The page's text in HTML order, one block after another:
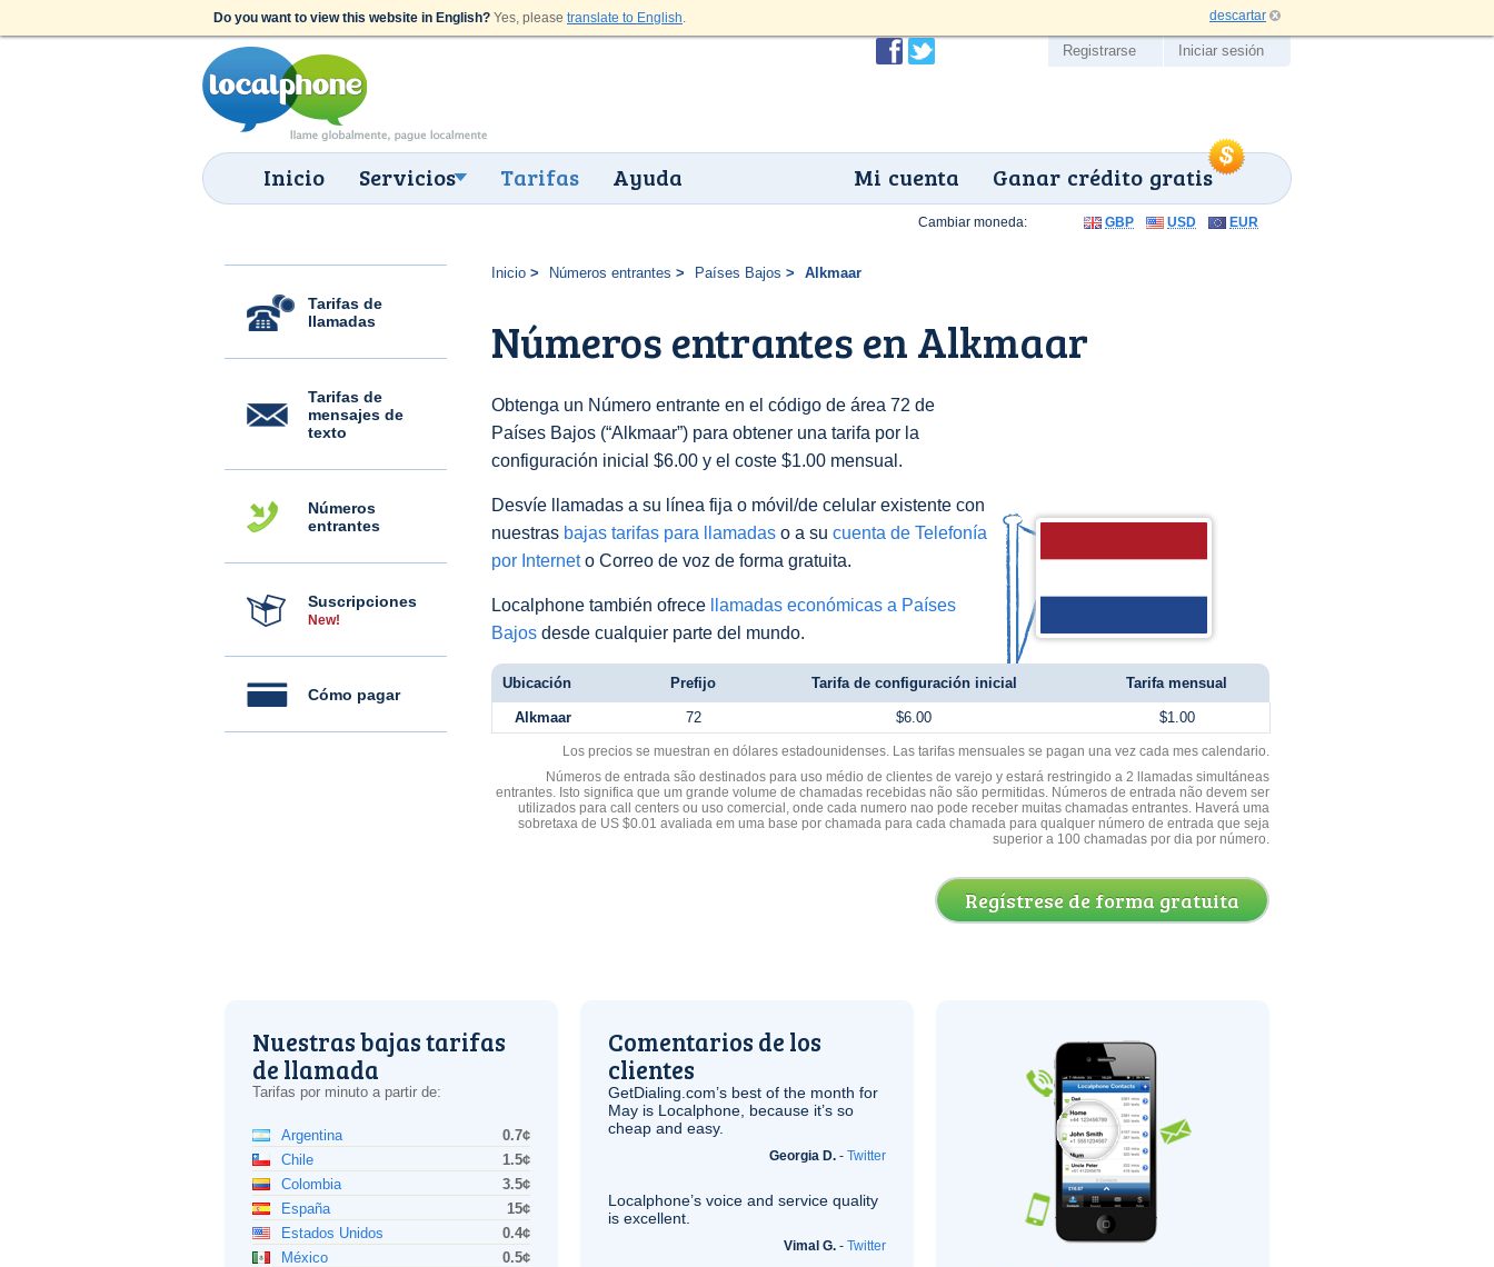
Do you want to view this website in English? Yes, please translate to English. descartar
Inicio Servicios Tarifas Ayuda Ganar crédito gratis
Mi cuenta
Registrarse Iniciar sesión
Tarifas de
llamadas
Tarifas de
mensajes de
texto
Números
entrantes
Suscripciones
New!
Cómo pagar
Inicio Números entrantes Países Bajos Alkmaar
Números entrantes en Alkmaar
Obtenga un Número entrante en el código de área 72 de
Países Bajos (“Alkmaar”) para obtener una tarifa por la
configuración inicial $6.00 y el coste $1.00 mensual.
Desvíe llamadas a su línea fija o móvil/de celular existente con
nuestras bajas tarifas para llamadas o a su cuenta de Telefonía
por Interneto Correo de voz de forma gratuita.
Localphone también ofrece
llamadas económicas a Países
Bajos desde cualquier parte del mundo.
Cambiar moneda: GBP USD EUR
Ubicación Prefijo Tarifa de configuración inicial Tarifa mensual
Alkmaar 72 $6.00 $1.00
Los precios se muestran en dólares estadounidenses. Las tarifas mensuales se pagan una vez cada mes calendario.
Números de entrada são destinados para uso médio de clientes de varejo y estará restringido a 2 llamadas simultáneas
entrantes. Isto significa que um grande volume de chamadas recebidas não são permitidas. Números de entrada não devem ser
utilizados para call centers ou uso comercial, onde cada numero nao pode receber muitas chamadas entrantes. Haverá uma
sobretaxa de US $0.01 avaliada em uma base por chamada para cada chamada para qualquer número de entrada que seja
superior a 100 chamadas por dia por número.
Regístrese de forma gratuita
Nuestras bajas tarifas
de llamada
Tarifas por minuto a partir de:
Argentina
0.7¢
Chile
1.5¢
Colombia
3.5¢
España
15¢
Estados Unidos
0.4¢
México
0.5¢
Comentarios de los
clientes
GetDialing.com’s best of the month for
May is Localphone, because it’s so
cheap and easy.
Georgia D. - Twitter
Localphone’s voice and service quality
is excellent.
Vimal G. - Twitter